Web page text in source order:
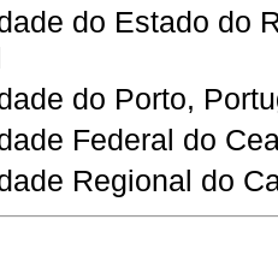
do Estado do
do Porto,
Federal do
Regional do